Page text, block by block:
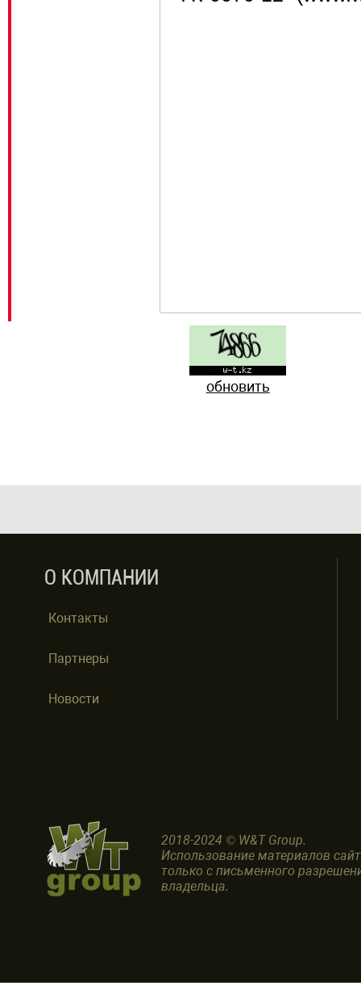
обновить
О КОМПАНИИ
Контакты
Партнеры
Новости
2018-2024 © W&T Group.
Использование материалов
только с письменного
владельца.